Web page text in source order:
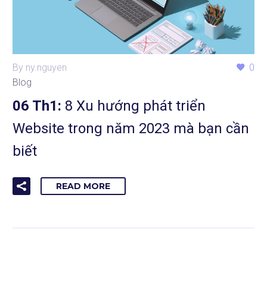
0
By ny.nguyen
Blog
06 Th1: 8 Xu hướng phát triển
Website trong năm 2023 mà bạn cần
biết
READ MORE